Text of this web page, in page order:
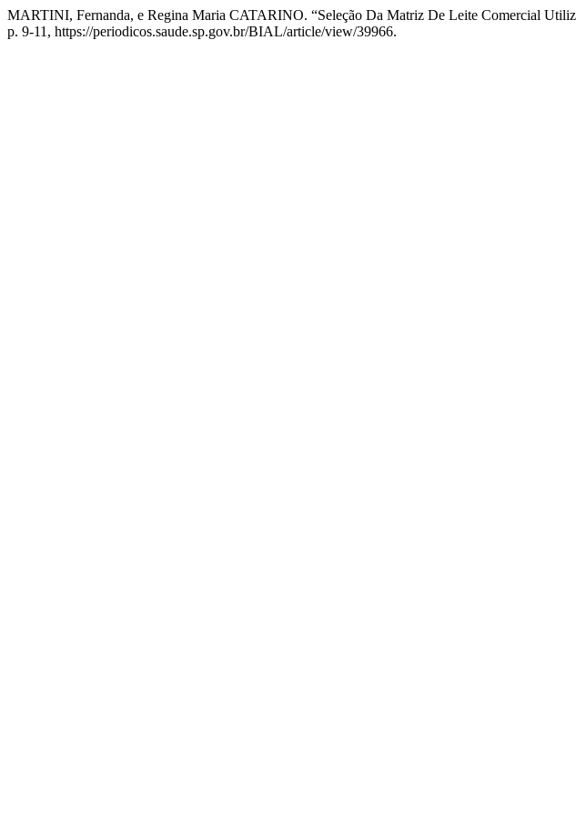
MARTINI, Fernanda, e Regina Maria CATARINO. “Seleção Da Matriz De Leite Comercial
p. 9-11, https://periodicos.saude.sp.gov.br/BIAL/article/view/39966.